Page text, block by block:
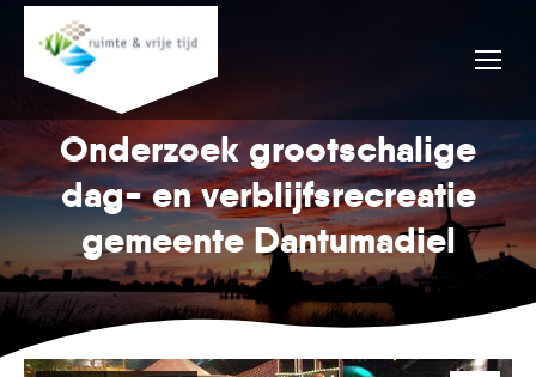
Onderzoek grootschalige
dag- en verblijfsrecreatie
gemeente Dantumadiel